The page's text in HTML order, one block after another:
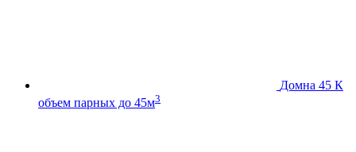
Домна 45 К
объем парных до 45м3